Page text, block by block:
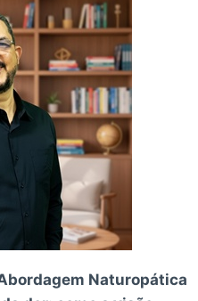
Naturopática